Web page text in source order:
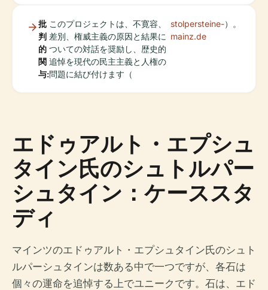
批
判
的
関
与:
このプロジェクトは、不寛容、
差別、権威主義の原因と結果に
ついての対話を奨励し、歴史的
追悼を現代の民主主義と人権の
問題に結び付けます（
stolpersteine-
mainz.de
）。
エドゥアルト・エプシュ
タイン氏のシュトルパー
シュタイン：ケーススタ
ディ
マインツのエドゥアルト・エプシュタイン氏のシュト
ルパーシュタインは数ある中で一つですが、各石は
個々の運命を追悼する上でユニークです。石は、エド